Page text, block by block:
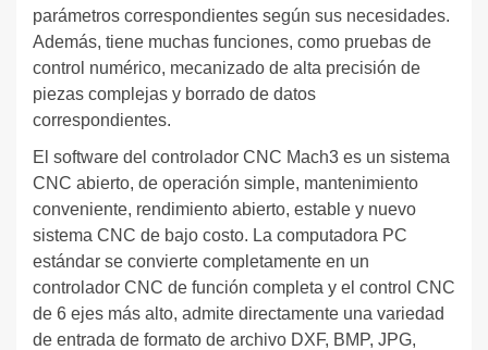
parámetros correspondientes según sus necesidades.
Además, tiene muchas funciones, como pruebas de
control numérico, mecanizado de alta precisión de
piezas complejas y borrado de datos
correspondientes.
El software del controlador CNC Mach3 es un sistema
CNC abierto, de operación simple, mantenimiento
conveniente, rendimiento abierto, estable y nuevo
sistema CNC de bajo costo. La computadora PC
estándar se convierte completamente en un
controlador CNC de función completa y el control CNC
de 6 ejes más alto, admite directamente una variedad
de entrada de formato de archivo DXF, BMP, JPG,